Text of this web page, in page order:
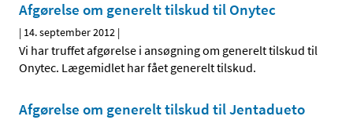
Afgørelse om generelt tilskud til Onytec
| 14. september 2012 |
Vi har truffet afgørelse i ansøgning om generelt tilskud til
Onytec. Lægemidlet har fået generelt tilskud.
Afgørelse om generelt tilskud til Jentadueto